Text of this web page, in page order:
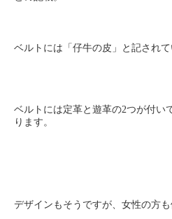
ベルトには「仔牛の皮」と記されて
ベルトには定革と遊革の2つが付い
ります。
デザインもそうですが、女性の方も